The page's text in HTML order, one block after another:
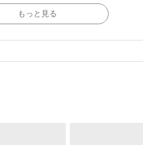
もっと見る